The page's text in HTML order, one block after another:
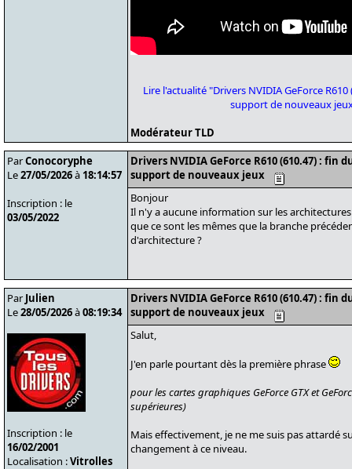
Lire l'actualité "Drivers NVIDIA GeForce
support de nouveaux
Modérateur TLD
ParConocoryphe
Le27/05/2026à 18:14:57
Inscription : le
03/05/2022
Drivers NVIDIA GeForce R610 (610.47) :
support de nouveaux jeux
Bonjour
Il n'y a aucune information sur les
que ce sont les mêmes que la branche
d'architecture ?
Par Julien
Le28/05/2026à08:19:34
Inscription : le
16/02/2001
Localisation :Vitrolles
Drivers NVIDIA GeForce R610 (610.47) :
support de nouveaux jeux
Salut,
J'en parle pourtant dès la première phrase
pour les cartes graphiques GeForce GTX et
supérieures)
Mais effectivement, je ne me suis pas attardé
changement à ce niveau.